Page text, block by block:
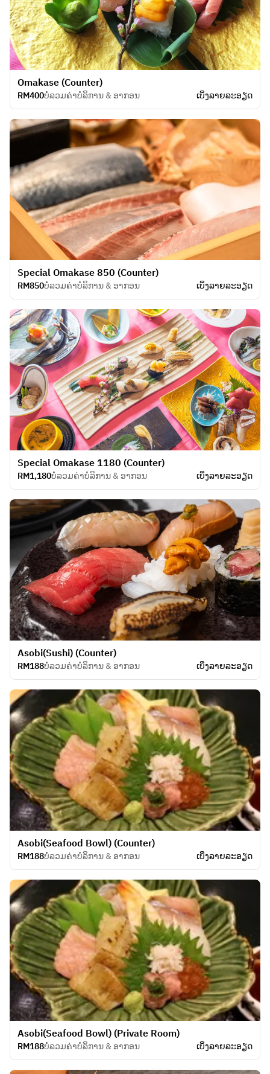
Omakase (Counter)
RM400ບໍ່ລວມຄ່າບໍລິການ & ອາກອນ ເບິ່ງ​ລາຍ​ລະ​ອຽດ
Special Omakase 850 (Counter)
RM850ບໍ່ລວມຄ່າບໍລິການ & ອາກອນ ເບິ່ງ​ລາຍ​ລະ​ອຽດ
Special Omakase 1180 (Counter)
RM1,180ບໍ່ລວມຄ່າບໍລິການ & ອາກອນ ເບິ່ງ​ລາຍ​ລະ​ອຽດ
Asobi(Sushi) (Counter)
RM188ບໍ່ລວມຄ່າບໍລິການ & ອາກອນ ເບິ່ງ​ລາຍ​ລະ​ອຽດ
Asobi(Seafood Bowl) (Counter)
RM188ບໍ່ລວມຄ່າບໍລິການ & ອາກອນ ເບິ່ງ​ລາຍ​ລະ​ອຽດ
Asobi(Seafood Bowl) (Private Room)
RM188ບໍ່ລວມຄ່າບໍລິການ & ອາກອນ ເບິ່ງ​ລາຍ​ລະ​ອຽດ